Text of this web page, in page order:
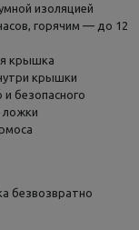
изоляцией
горячим — до 12
крышка
крышки
и безопасного
ложки
безвозвратно